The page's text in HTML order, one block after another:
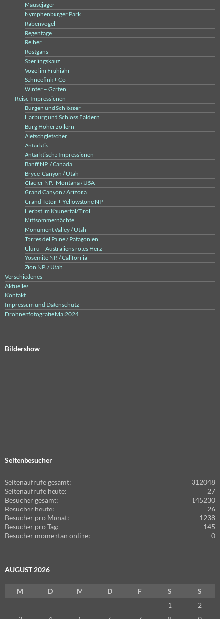
Mäusejäger
Nymphenburger Park
Rabenvögel
Regentage
Reiher
Rostgans
Sperlingskauz
Vögel im Frühjahr
Schneefink + Co
Winter – Garten
Reise-Impressionen
Burgen und Schlösser
Harburg und Schloss Baldern
Burg Hohenzollern
Aletschgletscher
Antarktis
Antarktische Impressionen
Banff NP. / Canada
Bryce-Canyon / Utah
Glacier NP. -Montana / USA
Grand Canyon / Arizona
Grand Teton + Yellowstone NP
Herbst im Kaunertal/Tirol
Mittsommernächte
Monument Valley / Utah
Torres del Paine / Patagonien
Uluru – Australiens rotes Herz
Yosemite NP. / California
Zion NP. / Utah
Verschiedenes
Aktuelles
Kontakt
Impressum und Datenschutz
Drohnenfotografie Mai2024
Bildershow
Seitenbesucher
312048
Seitenaufrufe gesamt:
27
Seitenaufrufe heute:
145230
Besucher gesamt:
26
Besucher heute:
1238
Besucher pro Monat:
145
Besucher pro Tag:
0
Besucher momentan online:
AUGUST 2026
M D M D F S
S
1
2